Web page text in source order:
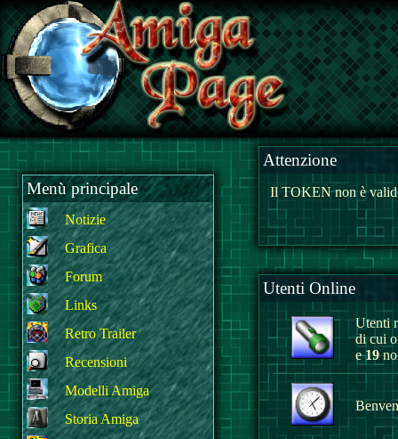
Menù principale
Notizie
Grafica
Forum
Links
Retro Trailer
Recensioni
Modelli Amiga
Storia Amiga
Attenzione
Il TOKEN non è
Utenti Online
Utenti
di cui
e19